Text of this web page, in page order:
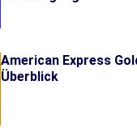
American Express
Überblick